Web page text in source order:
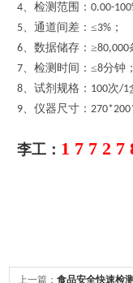
4、检测范围： 0.00-
5、通道间差：≤3% ；
6、数据储存：≥80,000
7、检测时间：≤8分钟
8、试剂规格： 100次/1
9、仪器尺寸：
李工： 1 7 7 2 7
上一篇： 食品安全快速检